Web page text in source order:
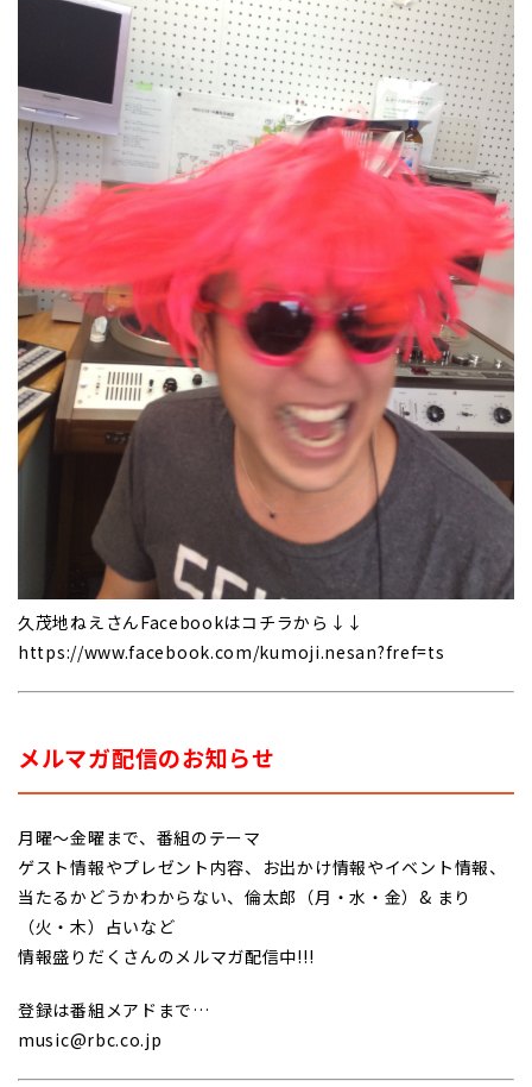
久茂地ねえさんFacebookはコチラから↓↓
https://www.facebook.com/kumoji.nesan?fref=ts
メルマガ配信のお知らせ
月曜～金曜まで、番組のテーマ
ゲスト情報やプレゼント内容、お出かけ情報やイベント情報、
当たるかどうかわからない、倫太郎（月・水・金）& まり
（火・木）占いなど
情報盛りだくさんのメルマガ配信中!!!
登録は番組メアドまで…
music@rbc.co.jp